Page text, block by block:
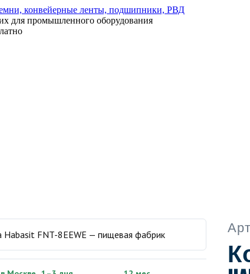
для промышленного оборудования